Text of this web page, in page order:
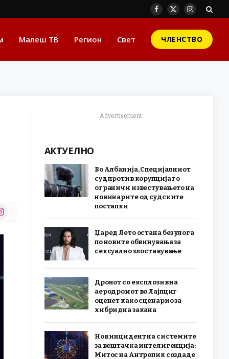
Facebook
X
Instagram
Малеш ТВ Регион Свет ЧЛЕНСТВО
Advertisement
АКТУЕЛНО
Во Албанија, Специјалниот
суд против корупција го
ограничи известувањето на
новинарите од судските
постапки
Џаред Лето остана без улога
по новите обвинувања за
сексуално злоставување
Дронот со експлозив на
аеродромот во Лајпциг
оценет како сценарио за
хибридна закана
Нов инцидент на системите
за вештачка интелигенција:
Митос на Антропик создаде